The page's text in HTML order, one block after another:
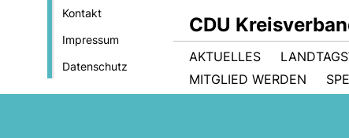
Kontakt
Impressum
Datenschutz
CDU
AKTUELLES
MITGLIED WERDEN